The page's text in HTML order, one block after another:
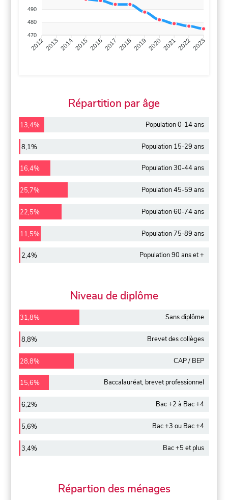
490
480
470
201220132014201520162017 20182019 2020202120222023
Répartition par âge
13,4% Population 0-14 ans
8,1% Population 15-29 ans
16,4% Population 30-44 ans
25,7% Population 45-59 ans
22,5% Population 60-74 ans
11,5% Population 75-89 ans
2,4% Population 90 ans et +
Niveau de diplôme
31,8% Sans diplôme
8,8% Brevet des collèges
28,8% CAP / BEP
15,6% Baccalauréat, brevet professionnel
6,2% Bac +2 à Bac +4
5,6% Bac +3 ou Bac +4
3,4% Bac +5 et plus
Répartion des ménages